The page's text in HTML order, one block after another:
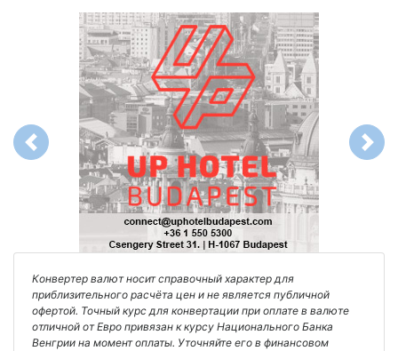
Previous Next
Конвертер валют носит справочный характер для
приблизительного расчёта цен и не является публичной
офертой. Точный курс для конвертации при оплате в валюте
отличной от Евро привязан к курсу Национального Банка
Венгрии на момент оплаты. Уточняйте его в финансовом